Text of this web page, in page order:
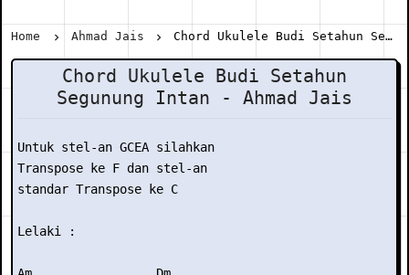
Home Ahmad Jais Chord Ukulele Budi Setahun Segunung Intan - Ahmad Jais
Chord Ukulele Budi Setahun
Segunung Intan - Ahmad Jais
Untuk stel-an GCEA silahkan
Transpose ke F dan stel-an
standar Transpose ke C
Lelaki :